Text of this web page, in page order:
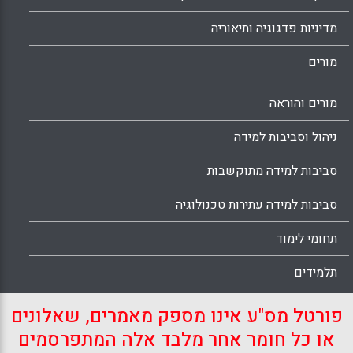
מדיניות פדגוגיה ותיאוריה
מורים
מורים והוראה
ניהול וסביבות למידה
סביבות למידה מתוקשבות
סביבות למידה עתירות טכנולוגיה
תחומי לימוד
תלמידים
פורטל מס"ע אינו מספק מאמרים, שאלונים
או כל חומר אחר מלבד אלה המתפרסמים